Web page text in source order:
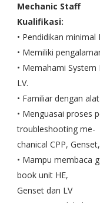
Mechanic Staff
Kualifikasi:
• Pendidikan
• Memiliki
• Memahami System
LV.
• Familiar dengan
• Menguasai proses
troubleshooting me-
chanical CPP,
• Mampu membaca
book unit HE,
Genset dan LV